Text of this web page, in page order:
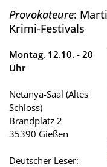
Provokateure:
Krimi-Festivals
Montag, 12.10. - 20
Uhr
Netanya-Saal (Altes
Schloss)
Brandplatz 2
35390 Gießen
Deutscher Leser: